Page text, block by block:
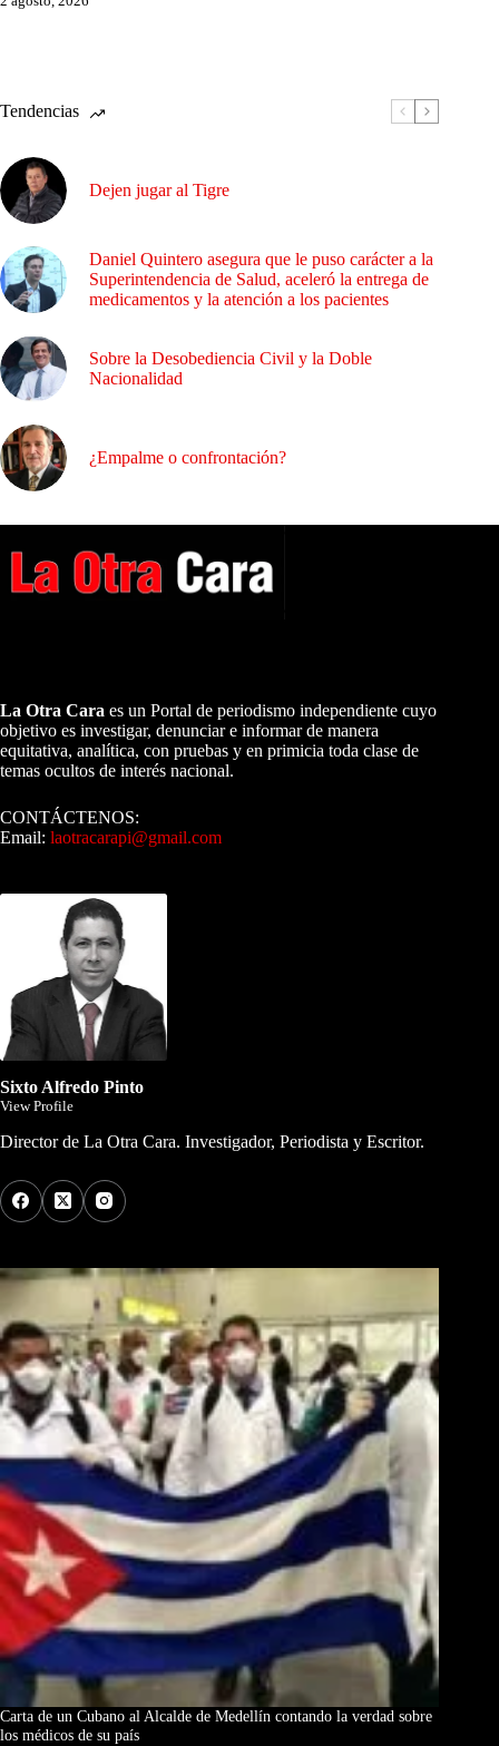
Tendencias
Dejen jugar al Tigre
Daniel Quintero asegura que le puso carácter a la
Superintendencia de Salud, aceleró la entrega de
medicamentos y la atención a los pacientes
Sobre la Desobediencia Civil y la Doble
Nacionalidad
¿Empalme o confrontación?
La Otra Cara es un Portal de periodismo independiente cuyo
objetivo es investigar, denunciar e informar de manera
equitativa, analítica, con pruebas y en primicia toda clase de
temas ocultos de interés nacional.
CONTÁCTENOS:
Email: laotracarapi@gmail.com
Sixto Alfredo Pinto
View Profile
Director de La Otra Cara. Investigador, Periodista y Escritor.
Carta de un Cubano al Alcalde de Medellín contando la verdad sobre
los médicos de su país